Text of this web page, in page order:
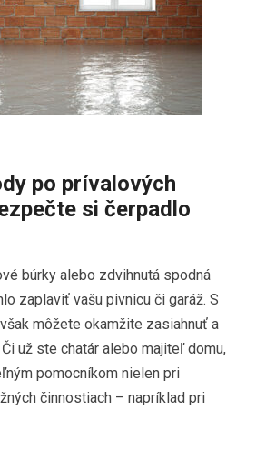
po prívalových
si čerpadlo
búrky alebo zdvihnutá spodná
zaplaviť vašu pivnicu či garáž. S
môžete okamžite zasiahnuť a
už ste chatár alebo majiteľ domu,
pomocníkom nielen pri
činnostiach – napríklad pri